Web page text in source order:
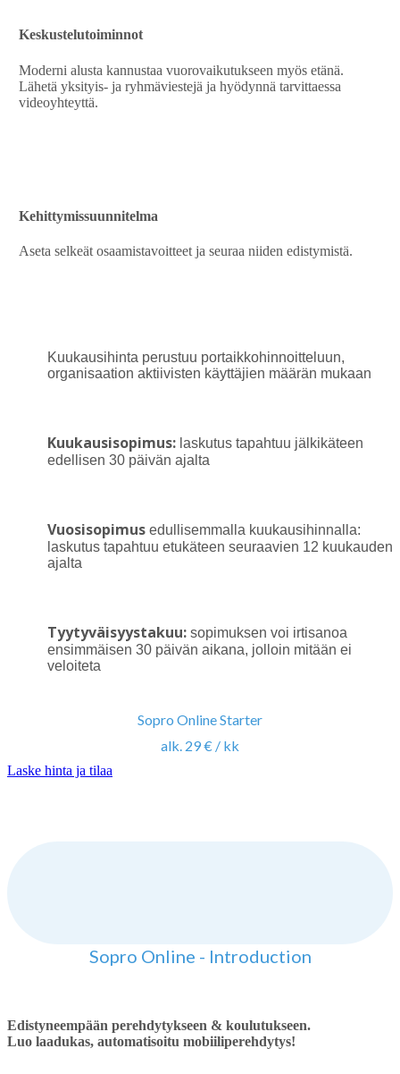
Keskustelutoiminnot
Moderni alusta kannustaa vuorovaikutukseen myös etänä.
Lähetä yksityis- ja ryhmäviestejä ja hyödynnä tarvittaessa
videoyhteyttä.
Kehittymissuunnitelma
Aseta selkeät osaamistavoitteet ja seuraa niiden edistymistä.
Kuukausihinta perustuu portaikkohinnoitteluun,
organisaation aktiivisten käyttäjien määrän mukaan
Kuukausisopimus:laskutus tapahtuu jälkikäteen
edellisen 30 päivän ajalta
Vuosisopimusedullisemmalla kuukausihinnalla:
laskutus tapahtuu etukäteen seuraavien 12 kuukauden
ajalta
Tyytyväisyystakuu:sopimuksen voi irtisanoa
ensimmäisen 30 päivän aikana, jolloin mitään ei
veloiteta
Sopro Online Starter
alk. 29 € / kk
Laske hinta ja tilaa
Sopro Online - Introduction
Edistyneempään perehdytykseen & koulutukseen.
Luo laadukas, automatisoitu mobiiliperehdytys!